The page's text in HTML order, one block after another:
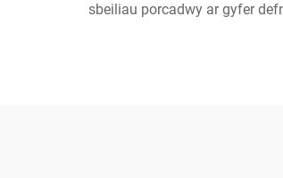
sbeiliau porcadwy ar gyfer